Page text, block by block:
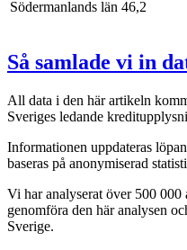
Södermanlands län 46,2
Så samlade vi in
All data i den här artikeln
Sveriges ledande
Informationen uppdateras
baseras på anonymiserad
Vi har analyserat över 500 000
genomföra den här analysen
Sverige.